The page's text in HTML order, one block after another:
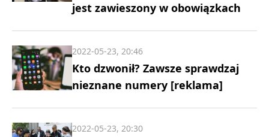
jest zawieszony w obowiązkach
Kto dzwonił? Zawsze sprawdzaj
nieznane numery [reklama]
2022-05-23, 20:46
2022-05-23, 20:30